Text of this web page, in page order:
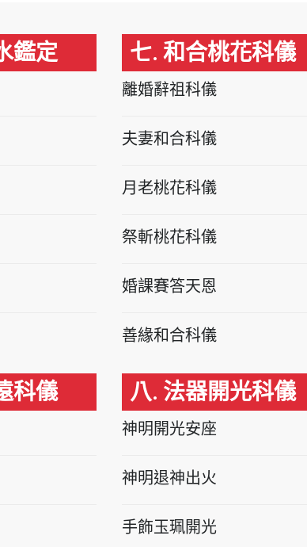
鑑定
科儀
七. 和合桃花科儀
離婚辭祖科儀
夫妻和合科儀
月老桃花科儀
祭斬桃花科儀
婚課賽答天恩
善緣和合科儀
八. 法器開光科儀
神明開光安座
神明退神出火
手飾玉珮開光